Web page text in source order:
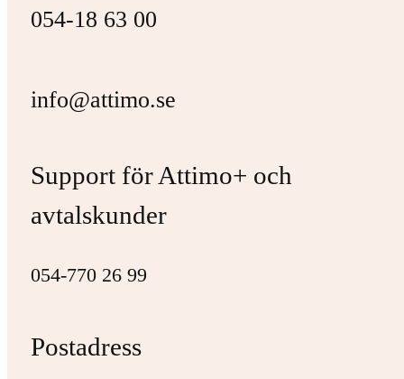
054-18 63 00
info@attimo.se
Support för Attimo+ och
avtalskunder
054-770 26 99
Postadress